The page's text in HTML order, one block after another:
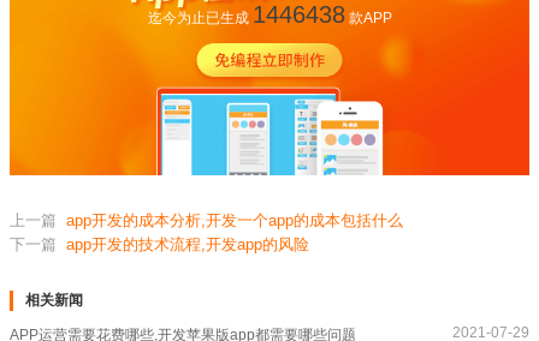
迄今为止已生成 1446438款APP
上一篇 app开发的成本分析,开发一个app的成本包括什么
下一篇 app开发的技术流程,开发app的风险
相关新闻
APP运营需要花费哪些,开发苹果版app都需要哪些问题 2021-07-29